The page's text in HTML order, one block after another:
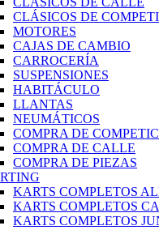
CLÁSICOS DE
MOTORES
CAJAS DE CAMBIO
CARROCERÍA
SUSPENSIONES
HABITÁCULO
LLANTAS
NEUMÁTICOS
COMPRA DE
COMPRA DE CALLE
COMPRA DE PIEZAS
KARTS COMPLETOS
KARTS COMPLETOS
KARTS COMPLETOS